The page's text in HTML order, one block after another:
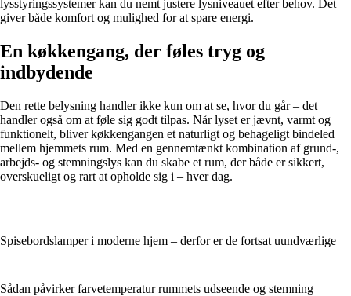
lysstyringssystemer kan du nemt justere lysniveauet efter behov. Det
giver både komfort og mulighed for at spare energi.
En køkkengang, der føles tryg og
indbydende
Den rette belysning handler ikke kun om at se, hvor du går – det
handler også om at føle sig godt tilpas. Når lyset er jævnt, varmt og
funktionelt, bliver køkkengangen et naturligt og behageligt bindeled
mellem hjemmets rum. Med en gennemtænkt kombination af grund-,
arbejds- og stemningslys kan du skabe et rum, der både er sikkert,
overskueligt og rart at opholde sig i – hver dag.
Spisebordslamper i moderne hjem – derfor er de fortsat uundværlige
Sådan påvirker farvetemperatur rummets udseende og stemning